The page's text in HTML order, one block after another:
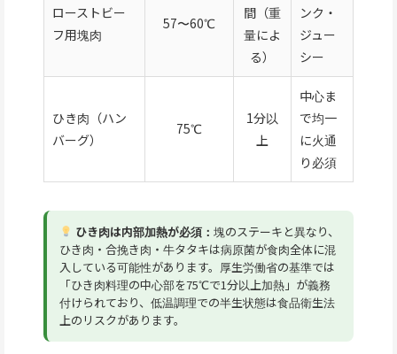
ローストビー
フ用塊肉
57〜60℃
間（重
量によ
る）
ンク・
ジュー
シー
ひき肉（ハン
バーグ）
75℃
1分以
上
中心ま
で均一
に火通
り必須
ひき肉は内部加熱が必須： 塊のステーキと異なり、
ひき肉・合挽き肉・牛タタキは病原菌が食肉全体に混
入している可能性があります。厚生労働省の基準では
「ひき肉料理の中心部を75℃で1分以上加熱」が義務
付けられており、低温調理での半生状態は食品衛生法
上のリスクがあります。